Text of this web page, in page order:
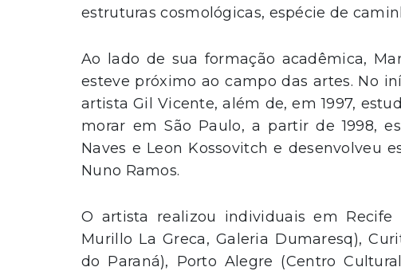
estruturas cosmológicas, espécie de
Ao lado de sua formação acadêmica,
esteve próximo ao campo das artes. No
artista Gil Vicente, além de, em 1997,
morar em São Paulo, a partir de 1998,
Naves e Leon Kossovitch e desenvolveu
Nuno Ramos.
O artista realizou individuais em Recife
Murillo La Greca, Galeria Dumaresq),
do Paraná), Porto Alegre (Centro